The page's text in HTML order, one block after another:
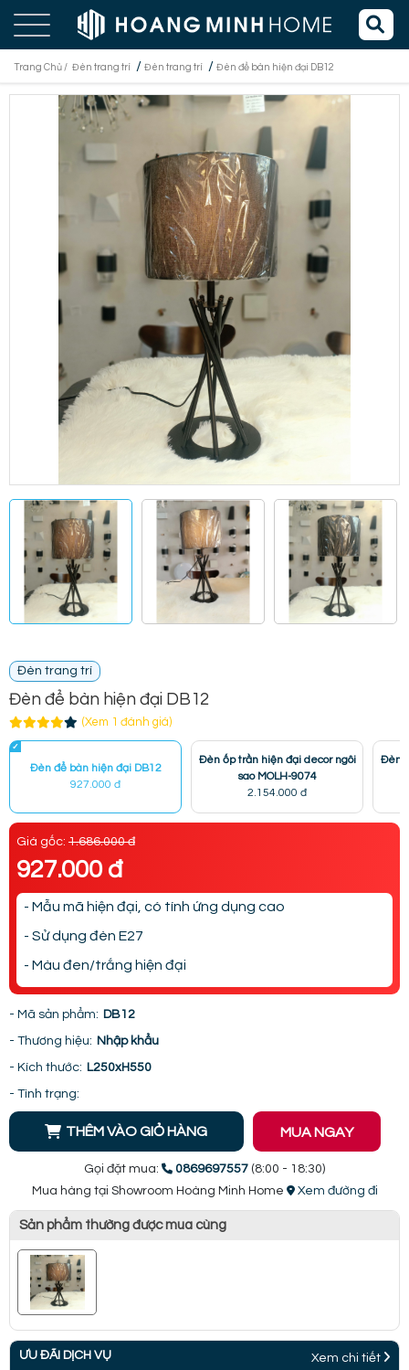
Trang Chủ / Đèn trang trí / Đèn trang trí / Đèn để bàn hiện đại DB12
Đèn trang trí
Đèn để bàn hiện đại DB12
(Xem 1 đánh giá)
Đèn để bàn hiện đại DB12
927.000 đ
Đèn ốp trần hiện đại decor ngôi
sao MOLH-9074
2.154.000 đ
Đèn
Giá gốc: 1.686.000 đ
927.000 đ
- Mẫu mã hiện đại, có tính ứng dụng cao
- Sử dụng đèn E27
- Màu đen/trắng hiện đại
- Mã sản phẩm: DB12
- Thương hiệu: Nhập khẩu
- Kích thước: L250xH550
- Tình trạng:
THÊM VÀO GIỎ HÀNG MUA NGAY
Gọi đặt mua: 0869697557 (8:00 - 18:30)
Mua hàng tại Showroom Hoàng Minh Home
Xem đường đi
Sản phẩm thường được mua cùng
ƯU ĐÃI DỊCH VỤ Xem chi tiết